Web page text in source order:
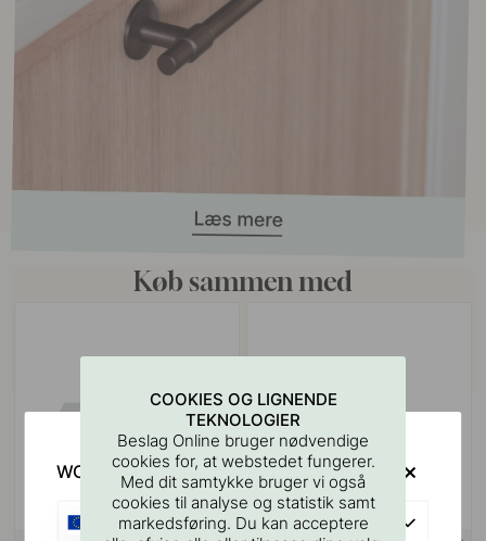
Køb sammen med
COOKIES OG LIGNENDE
TEKNOLOGIER
Beslag Online bruger nødvendige
cookies for, at webstedet fungerer.
Med dit samtykke bruger vi også
cookies til analyse og statistik samt
markedsføring. Du kan acceptere
WOULD YOU RATHER VISIT?
EU